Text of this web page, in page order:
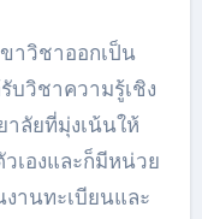
าวิชาออกเป็น
บวิชาความรู้เชิง
าลัยที่มุ่งเน้นให้
เองและก็มีหน่วย
านทะเบียนและ